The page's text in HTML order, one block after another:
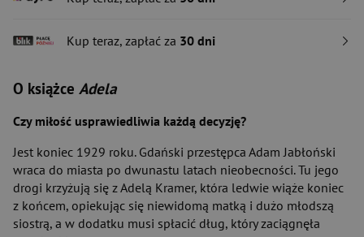
Kup teraz, zapłać za 30 dni
O książce Adela
Czy miłość usprawiedliwia każdą decyzję?
Jest koniec 1929 roku. Gdański przestępca Adam Jabłoński
wraca do miasta po dwunastu latach nieobecności. Tu jego
drogi krzyżują się z Adelą Kramer, która ledwie wiąże koniec
z końcem, opiekując się niewidomą matką i dużo młodszą
siostrą, a w dodatku musi spłacić dług, który zaciągnęła